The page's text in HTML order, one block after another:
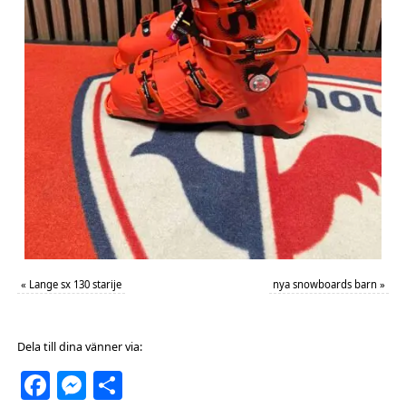
« Lange sx 130 starije nya snowboards barn »
Dela till dina vänner via:
Facebook
Messenger
Dela